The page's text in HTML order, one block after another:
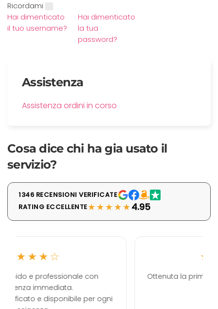
Ricordami
Hai dimenticato
il tuo username?
Hai dimenticato
la tua
password?
Assistenza
Assistenza ordini in corso
Cosa dice chi ha gia usato il
servizio?
1346 RECENSIONI VERIFICATE
RATING ECCELLENTE★★★★★4.95
ogni
Ottenuta la prima pagina di Google con